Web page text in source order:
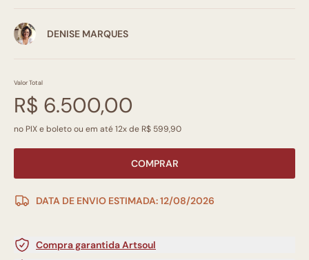
DENISE MARQUES
Valor Total
R$ 6.500,00
no PIX e boleto ou em até 12x de R$ 599,90
COMPRAR
DATA DE ENVIO ESTIMADA: 12/08/2026
Compra garantida Artsoul